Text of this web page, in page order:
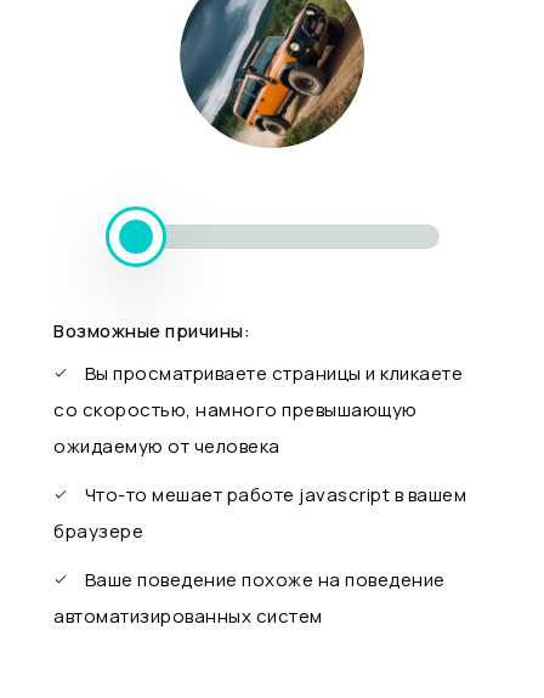
Возможные причины:
Вы просматриваете страницы и кликаете
со скоростью, намного превышающую
ожидаемую от человека
Что-то мешает работе javascript в вашем
браузере
Ваше поведение похоже на поведение
автоматизированных систем